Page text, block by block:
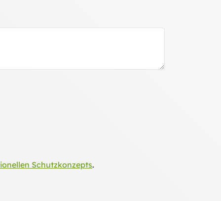
Schutzkonzepts.